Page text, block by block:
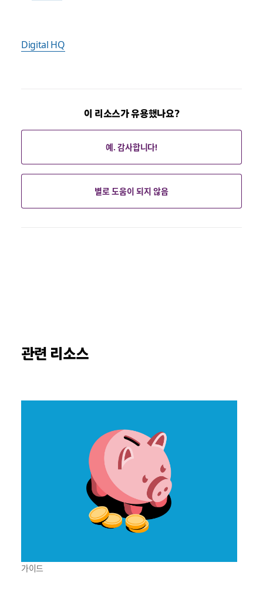
Digital HQ
이 리소스가 유용했나요?
예. 감사합니다!
별로 도움이 되지 않음
관련 리소스
가이드